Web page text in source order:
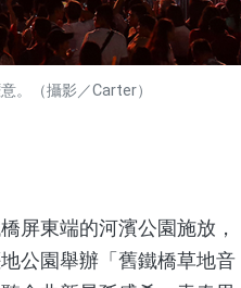
。（攝影／Carter）
東端的河濱公園施放，
公園舉辦「舊鐵橋草地音